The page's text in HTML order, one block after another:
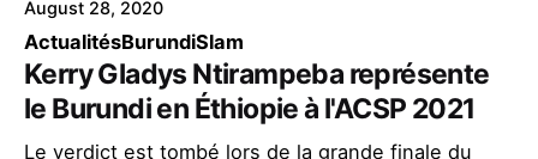
August 28, 2020
ActualitésBurundiSlam
Kerry Gladys Ntirampeba représente
le Burundi en Éthiopie à l'ACSP 2021
Le verdict est tombé lors de la grande finale du